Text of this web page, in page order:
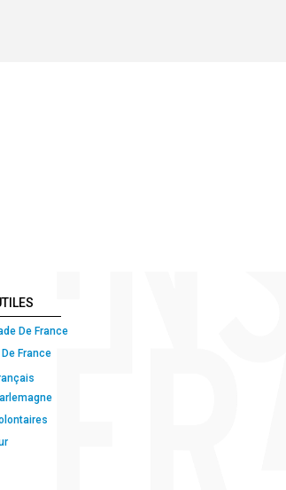
De France
France